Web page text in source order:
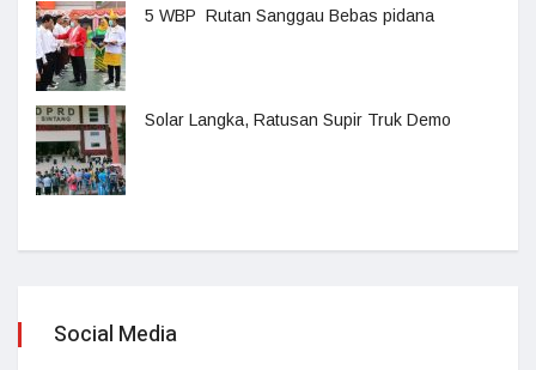
5 WBP Rutan Sanggau Bebas pidana
Solar Langka, Ratusan Supir Truk Demo
Social Media